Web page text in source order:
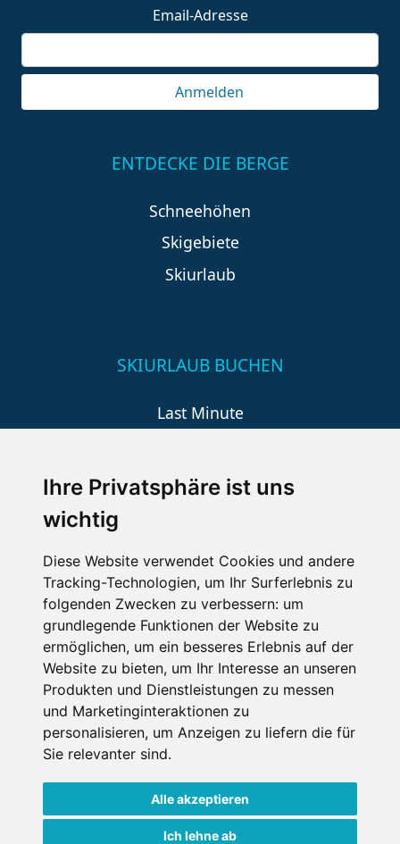
Ihre Privatsphäre ist uns
wichtig
Diese Website verwendet Cookies und andere
Tracking-Technologien, um Ihr Surferlebnis zu
folgenden Zwecken zu verbessern: um
grundlegende Funktionen der Website zu
ermöglichen, um ein besseres Erlebnis auf der
Website zu bieten, um Ihr Interesse an unseren
Produkten und Dienstleistungen zu messen
und Marketinginteraktionen zu
personalisieren, um Anzeigen zu liefern die für
Sie relevanter sind.
Alle akzeptieren
Ich lehne ab
Email-Adresse
Anmelden
ENTDECKE DIE BERGE
Schneehöhen
Skigebiete
Skiurlaub
SKIURLAUB BUCHEN
Last Minute
Wellness
SCHNEEHÖHEN SKI APP
Die Schneehoehen Ski APP für iOS und Android - Ein
Muss für alle Wintersportler und Schneefreaks!
Impressum
Datenschutz
Nutzungsbedingungen
Kontakt